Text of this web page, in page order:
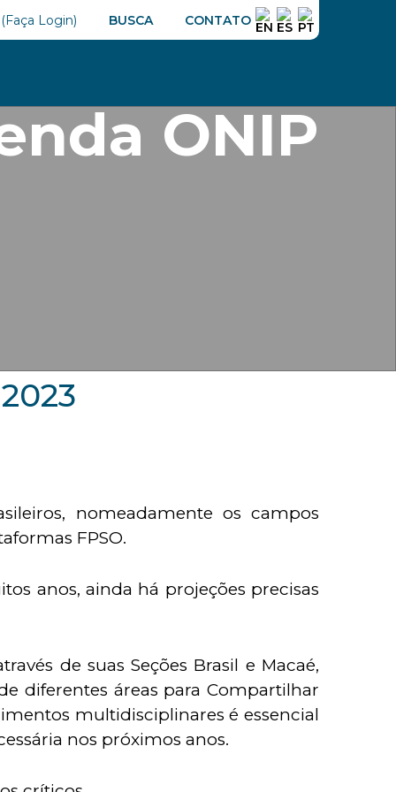
Buscar
BUSCA CONTATO
NOTÍCIAS
ONIP
nomeadamente os campos
FPSO.
anos, ainda há projeções precisas
de suas Seções Brasil e Macaé,
diferentes áreas para Compartilhar
multidisciplinares é essencial
nos próximos anos.